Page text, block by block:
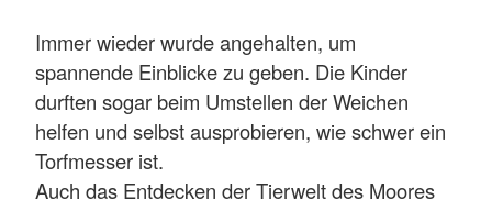
Immer wieder wurde angehalten, um
spannende Einblicke zu geben. Die Kinder
durften sogar beim Umstellen der Weichen
helfen und selbst ausprobieren, wie schwer ein
Torfmesser ist.
Auch das Entdecken der Tierwelt des Moores